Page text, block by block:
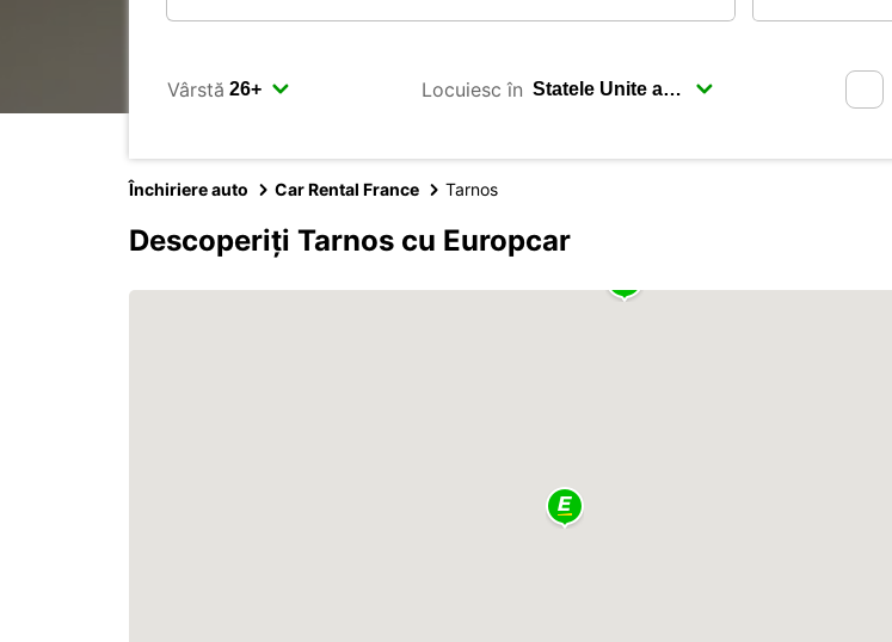
Vârstă Locuiesc în
Închiriere auto Car Rental France Tarnos
Descoperiți Tarnos cu Europcar